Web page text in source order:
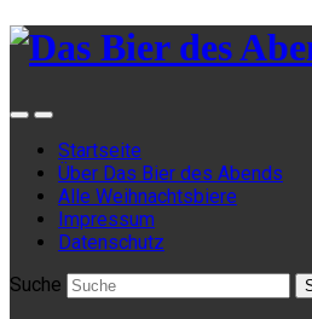
Startseite
Über Das Bier des Abends
Alle Weihnachtsbiere
Impressum
Datenschutz
Suche